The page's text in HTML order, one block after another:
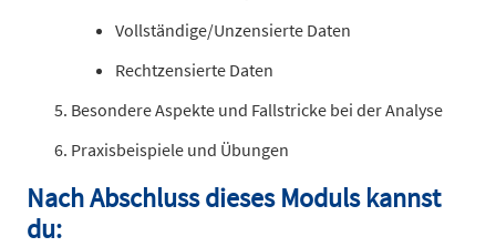
Vollständige/Unzensierte Daten
Rechtzensierte Daten
Besondere Aspekte und Fallstricke bei der Analyse
Praxisbeispiele und Übungen
Nach Abschluss dieses Moduls kannst
du: